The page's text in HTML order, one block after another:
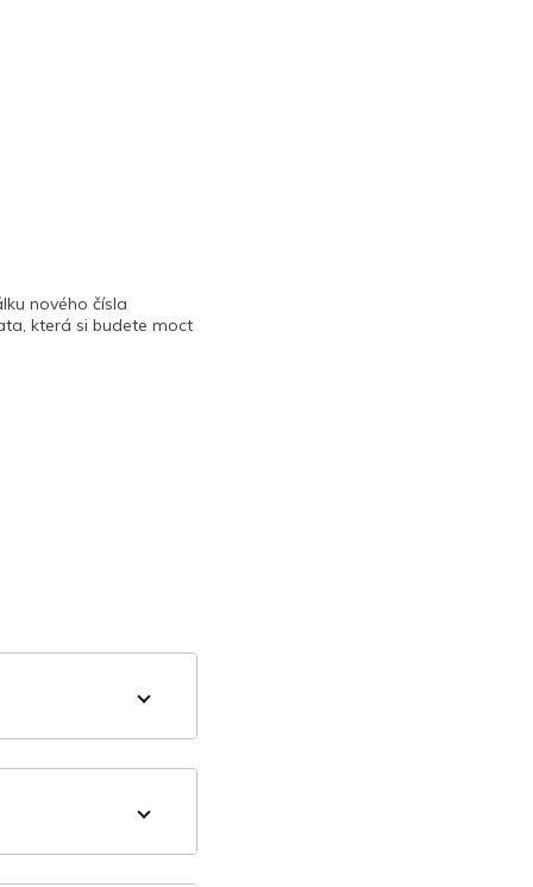
nového čísla
která si budete moct